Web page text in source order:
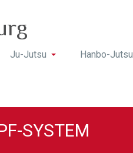
Ju-Jutsu Hanbo-Jutsu
SYSTEM